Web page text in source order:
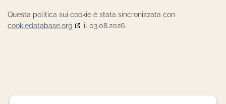
Questa politica sui cookie è stata sincronizzata con
cookiedatabase.org
il 03.08.2026.